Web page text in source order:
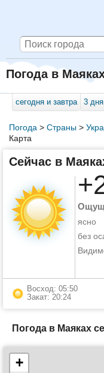
Погода в
сегодня и завтра 3 дня
Погода > Страны>
Карта
Сейчас в
ясно
без
Восход: 05:50
Закат: 20:24
Погода в Маяках
+